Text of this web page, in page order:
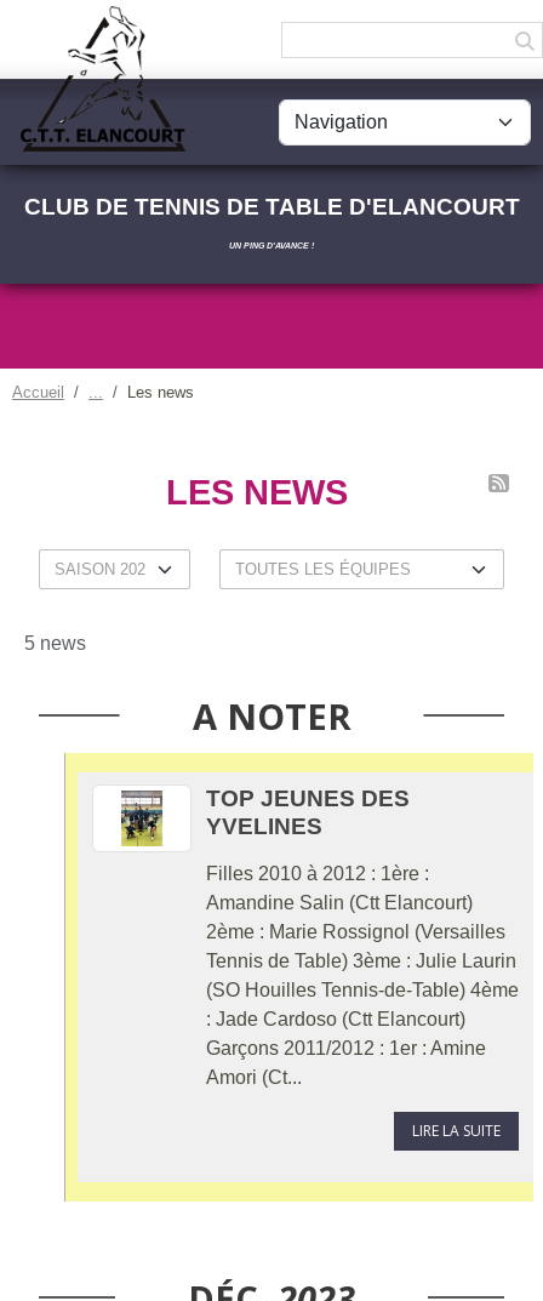
CLUB DE TENNIS DE TABLE D'ELANCOURT
UN PING D'AVANCE !
Accueil Les news
LES NEWS
5 news
A NOTER
TOP JEUNES DES
YVELINES
Filles 2010 à 2012 : 1ère :
Amandine Salin (Ctt Elancourt)
2ème : Marie Rossignol (Versailles
Tennis de Table) 3ème : Julie Laurin
(SO Houilles Tennis-de-Table) 4ème
: Jade Cardoso (Ctt Elancourt)
Garçons 2011/2012 : 1er : Amine
Amori (Ct...
LIRE LA SUITE
Panneau de gestion des cookies